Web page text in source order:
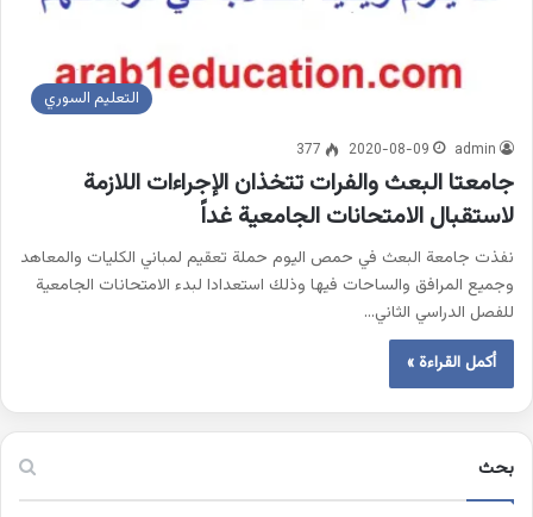
التعليم السوري
admin
2020-08-09
377
جامعتا البعث والفرات تتخذان الإجراءات اللازمة
لاستقبال الامتحانات الجامعية غداً
نفذت جامعة البعث في حمص اليوم حملة تعقيم لمباني الكليات والمعاهد
وجميع المرافق والساحات فيها وذلك استعدادا لبدء الامتحانات الجامعية
للفصل الدراسي الثاني…
أكمل القراءة »
بحث